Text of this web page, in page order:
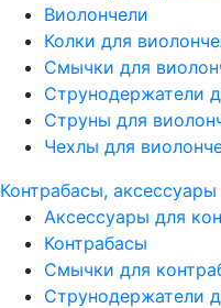
Виолончели
Колки для
Смычки для
Струнодержатели
Струны для
Чехлы для
Контрабасы, аксессуары
Аксессуары для
Контрабасы
Смычки для
Струнодержатели